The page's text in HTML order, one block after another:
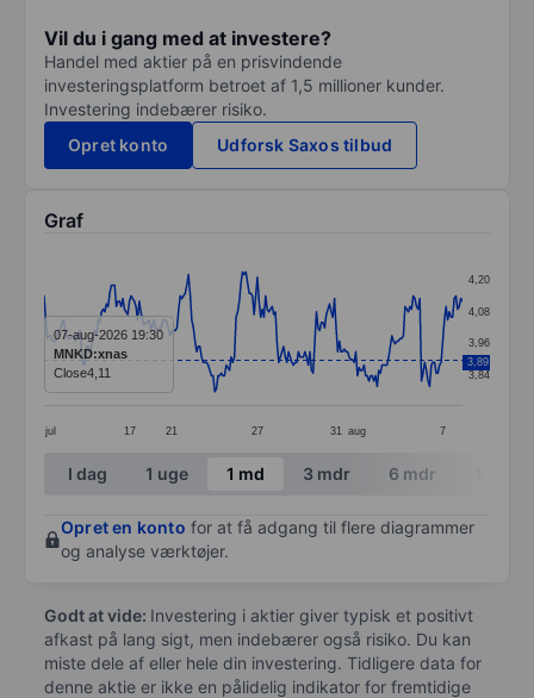
Vil du i gang med at investere?
Handel med aktier på en prisvindende
investeringsplatform betroet af 1,5 millioner kunder.
Investering indebærer risiko.
Opret konto
Udforsk Saxos tilbud
Graf
Line chart with 256 data points.
The chart has 1 X axis displaying categories.
The chart has 1 Y axis displaying values. Data
jul 17 21 27 31 aug 7
3,84
3,96
4,08
4,20
3,89
07-aug-2026 19:30
MNKD:xnas
Close4,11
End of interactive chart.
I dag 1 uge 1 md 3 mdr 6 mdr
Opret en konto for at få adgang til flere diagrammer
og analyse værktøjer.
Godt at vide: Investering i aktier giver typisk et positivt
afkast på lang sigt, men indebærer også risiko. Du kan
miste dele af eller hele din investering. Tidligere data for
denne aktie er ikke en pålidelig indikator for fremtidige